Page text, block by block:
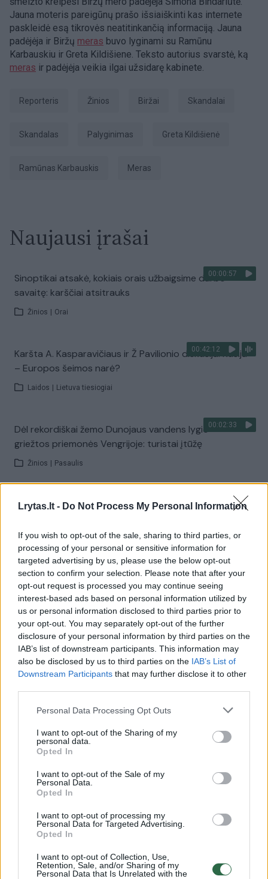
Lrytas.lt - Do Not Process My Personal Information
If you wish to opt-out of the sale, sharing to third parties, or
processing of your personal or sensitive information for
targeted advertising by us, please use the below opt-out
section to confirm your selection. Please note that after your
opt-out request is processed you may continue seeing
interest-based ads based on personal information utilized by
us or personal information disclosed to third parties prior to
your opt-out. You may separately opt-out of the further
disclosure of your personal information by third parties on the
IAB’s list of downstream participants. This information may
also be disclosed by us to third parties on the IAB’s List of
Downstream Participants that may further disclose it to other
Personal Data Processing Opt Outs
I want to opt-out of the Sharing of my
personal data.
Opted In
I want to opt-out of the Sale of my
Personal Data.
Opted In
I want to opt-out of processing my
Personal Data for Targeted Advertising.
Opted In
I want to opt-out of Collection, Use,
Retention, Sale, and/or Sharing of my
Personal Data that Is Unrelated with the
Jauna moteris pareigūnų prašo išsiaiškinti kas internete
paskleidė esą tikrovės neatitinkančią informaciją. Jauna
padėjėja ir Biržų meras buvo lyginami su Ramūnu
Karbauskiu ir Greta Kildišiene. Teksto autorius svarstė, ką
meras ir padėjėja veikia ilgai užsidarę kabinete.
Reporteris Žinios Biržai skandalai
skandalas palyginimas Greta Kildišienė
Ramūnas Karbauskis Meras
Naujausi įrašai
00:00:57
Sinoptikai atsakė, kokiais orais užbaigsime darbo
savaitę: karščiai atsitrauks
Žinios Orai
00:42:12
Karšta A. Kasparavičiaus ir Ž Pavilionio diskusija: Rusija
– Europos šeimos narė?
Laidos Lietuva tiesiogiai
00:02:33
Dėl rekordiškai žemo Dunojaus vandens lygio –
griežtos priemonės Vengrijoje: turistai įtūžę
Žinios Pasaulis
00:04:00
Kuprines pasvėrę specialistai įspėja apie pavojingą
Žinios | Lietuvos diena
Visi įrašai
Žiūrimiausi įrašai
00:00:30
Vaizdai iš tragiškos avarijos Vilniaus r.: dviejų moterų ir
vaiko gyvybių išgelbėti nepavyko
Žinios | Lietuvos diena
Savaitės vidurys nusimato karštas: temperatūra kils iki
32 laipsnių šilumos
Žinios | Orai
00:00:59
Nufilmavo, kaip patvino Vilniaus Vakarinis aplinkkelis:
Žinios | Lietuvos diena